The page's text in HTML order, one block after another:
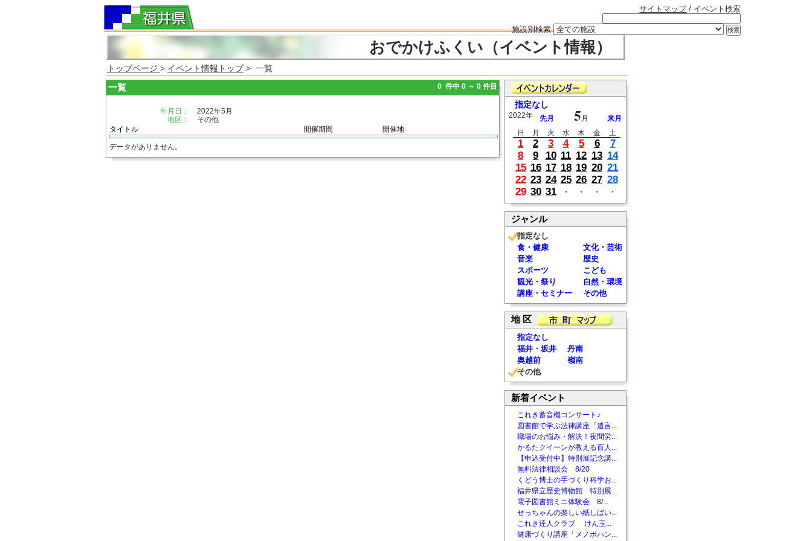
サイトマップ/ イベント検索
施設別検索
おでかけふくい（イベント情報）
トップページ > イベント情報トップ> 一覧
一覧 0 件中 0 ～ 0 件目
年月日：
2022年5月
地区：
その他
タイトル
開催期間 開催地
データがありません。
指定なし
2022年 先月 5 月
来月
日
月 火 水 木 金 土
1 2 3 4 5 6
7
8
9 10 11 12 13 14
15 16 17 18 19 20 21
22 23 24 25 26 27 28
29 30 31 ・ ・ ・ ・
ジャンル
指定なし
食・健康
文化・芸術
音楽
歴史
スポーツ
こども
観光・祭り
自然・環境
講座・セミナー
その他
地 区
指定なし
福井・坂井
丹南
奥越前
嶺南
その他
新着イベント
これき蓄音機コンサート♪
図書館で学ぶ法律講座「遺言...
職場のお悩み・解決！夜間労...
かるたクイーンが教える百人...
【申込受付中】特別展記念講...
無料法律相談会 8/20
くどう博士の手づくり科学お...
福井県立歴史博物館 特別展...
電子図書館ミニ体験会 8/...
せっちゃんの楽しい紙しばい...
これき達人クラブ けん玉...
健康づくり講座「メノポハン...